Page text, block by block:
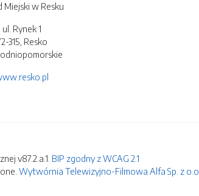
Miejski w Resku
ul. Rynek 1
315, Resko
v87.2.a.1. BIP zgodny z WCAG 2.1
Wytwórnia Telewizyjno-Filmowa Alfa Sp. z o.o.